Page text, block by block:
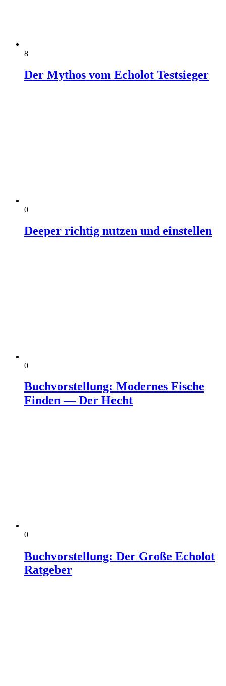
8
Der Mythos vom Echolot Testsieger
0
Deeper richtig nutzen und einstellen
0
Buchvorstellung: Modernes Fische
Finden — Der Hecht
0
Buchvorstellung: Der Große Echolot
Ratgeber